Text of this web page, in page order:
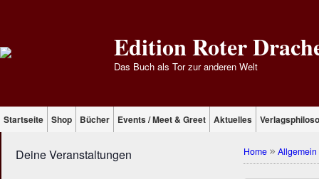
Edition Roter
Das Buch als Tor zur anderen Welt
Startseite Shop Bücher Events / Meet & Greet Aktuelles
Deine Veranstaltungen Home » Allgemein